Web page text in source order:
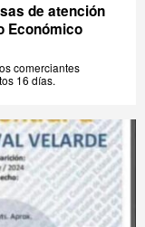
de atención
Económico
comerciantes
16 días.